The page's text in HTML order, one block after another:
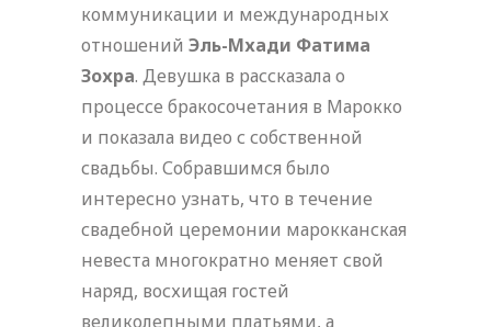
коммуникации и международных
отношений Эль-Мхади Фатима
Зохра. Девушка в рассказала о
процессе бракосочетания в Марокко
и показала видео с собственной
свадьбы. Собравшимся было
интересно узнать, что в течение
свадебной церемонии марокканская
невеста многократно меняет свой
наряд, восхищая гостей
великолепными платьями, а